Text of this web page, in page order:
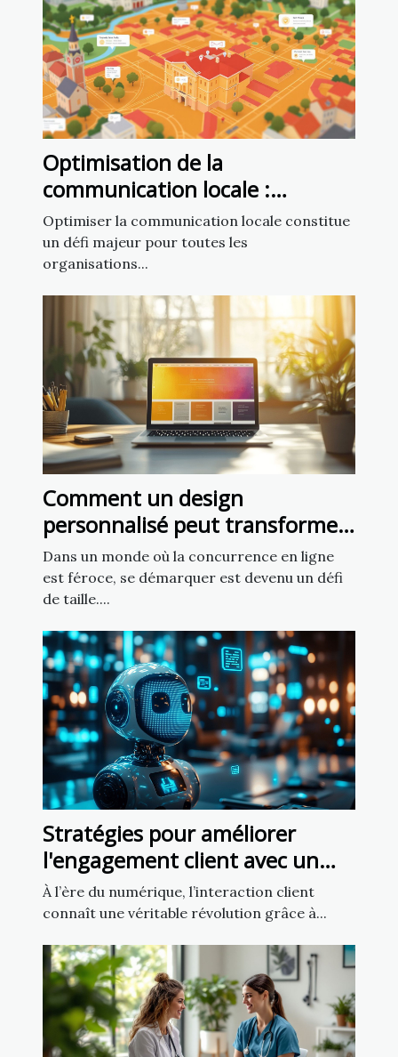
Optimisation de la
communication locale :
exploiter un fichier d’emails de
mairies
Optimiser la communication locale constitue
un défi majeur pour toutes les
organisations...
Comment un design
personnalisé peut transformer
votre présence en ligne ?
Dans un monde où la concurrence en ligne
est féroce, se démarquer est devenu un défi
de taille....
Stratégies pour améliorer
l'engagement client avec un
chatbot IA
À l’ère du numérique, l’interaction client
connaît une véritable révolution grâce à...